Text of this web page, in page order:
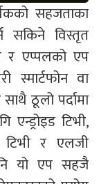
सहजताका
सकिने विस्तृत
र एप्पलको एप
स्मार्टफोन वा
ठूलो पर्दामा
टिभी,
र एलजी
यो एप सहजै